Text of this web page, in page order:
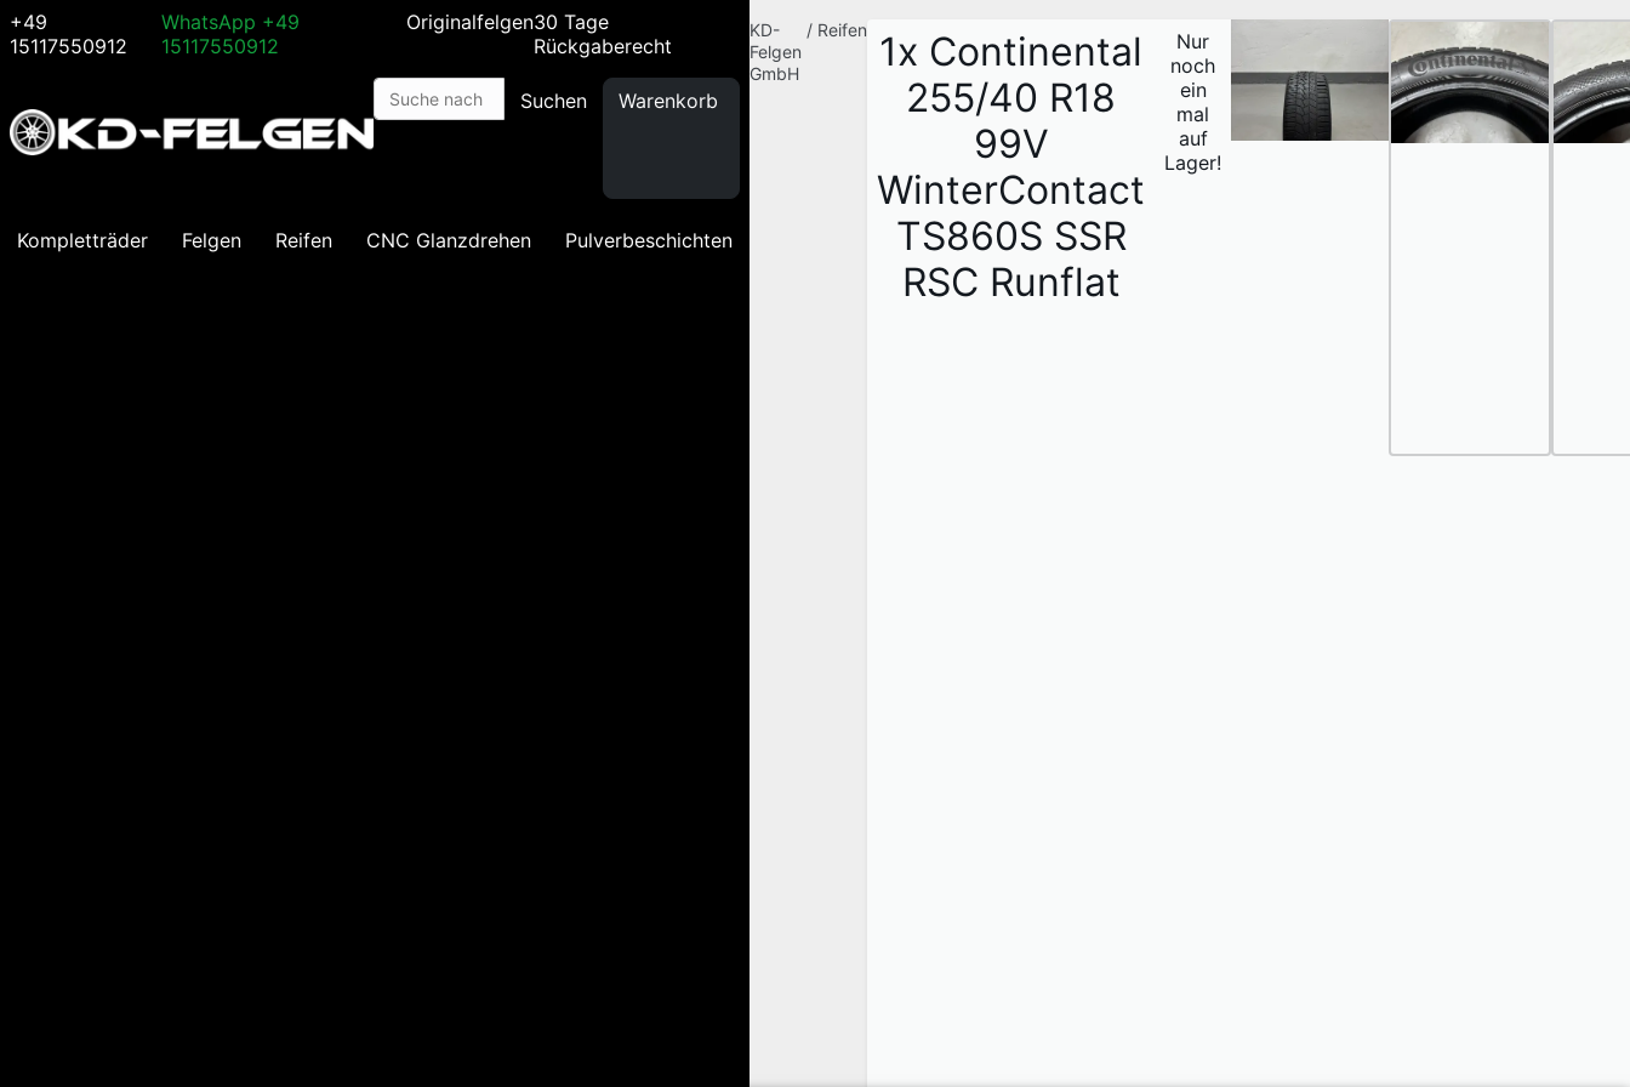
+49
15117550912
WhatsApp +49
15117550912
Originalfelgen30 Tage
Rückgaberecht
Suchen Warenkorb
Kompletträder Felgen Reifen CNC Glanzdrehen Pulverbeschichten
KD-
Felgen
GmbH
/ Reifen
1x Continental
255/40 R18
99V
WinterContact
TS860S SSR
RSC Runflat
Nur
noch
ein
mal
auf
Lager!
/